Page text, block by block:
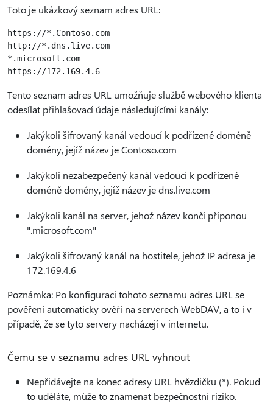
Toto je ukázkový seznam adres URL:
https://*.Contoso.com
http://*.dns.live.com
*.microsoft.com
Tento seznam adres URL umožňuje službě webového klienta
odesílat přihlašovací údaje následujícími kanály:
Jakýkoli šifrovaný kanál vedoucí k podřízené doméně
domény, jejíž název je Contoso.com
Jakýkoli nezabezpečený kanál vedoucí k podřízené
doméně domény, jejíž název je dns.live.com
Jakýkoli kanál na server, jehož název končí příponou
".microsoft.com"
Jakýkoli šifrovaný kanál na hostitele, jehož IP adresa je
172.169.4.6
Poznámka: Po konfiguraci tohoto seznamu adres URL se
pověření automaticky ověří na serverech WebDAV, a to i v
případě, že se tyto servery nacházejí v internetu.
Čemu se v seznamu adres URL vyhnout
Nepřidávejte na konec adresy URL hvězdičku (*). Pokud
to uděláte, může to znamenat bezpečnostní riziko.